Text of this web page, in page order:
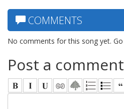
COMMENTS
No comments for this song yet.
Post a comment